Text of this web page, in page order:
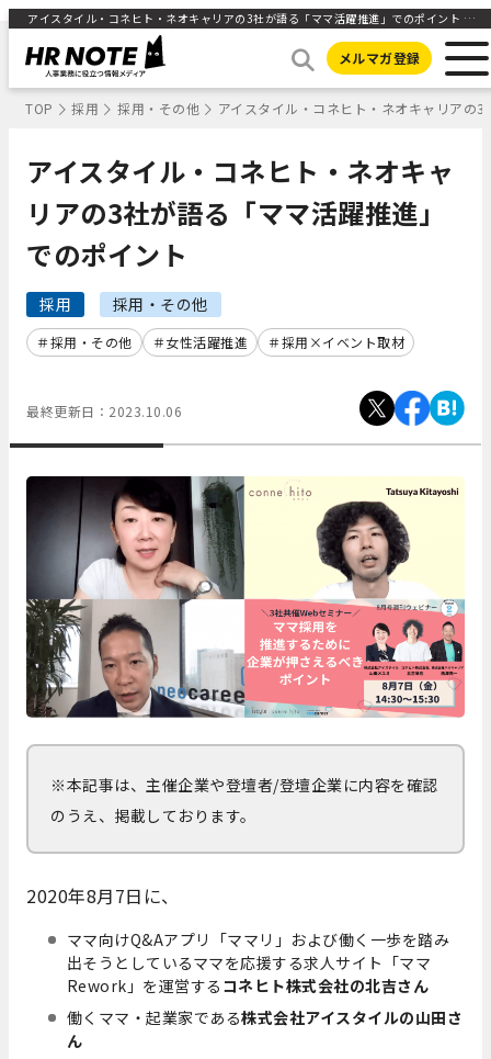
アイスタイル・コネヒト・ネオキャリアの3社が語る「ママ活躍推進」でのポイント ｜HR NOTE
メルマガ登録
TOP 採用 採用・その他 アイスタイル・コネヒト・ネオキャリアの
アイスタイル・コネヒト・ネオキャ
リアの3社が語る「ママ活躍推進」
でのポイント
採用 採用・その他
採用・その他 女性活躍推進 採用×イベント取材
最終更新日： 2023.10.06
※本記事は、主催企業や登壇者/登壇企業に内容を確認
のうえ、掲載しております。
2020年8月7日に、
ママ向けQ&Aアプリ「ママリ」および働く一歩を踏み
出そうとしているママを応援する求人サイト「ママ
Rework」 を運営する コネヒト株式会社の北吉さん
働くママ・起業家である株式会社アイスタイルの山田さ
ん